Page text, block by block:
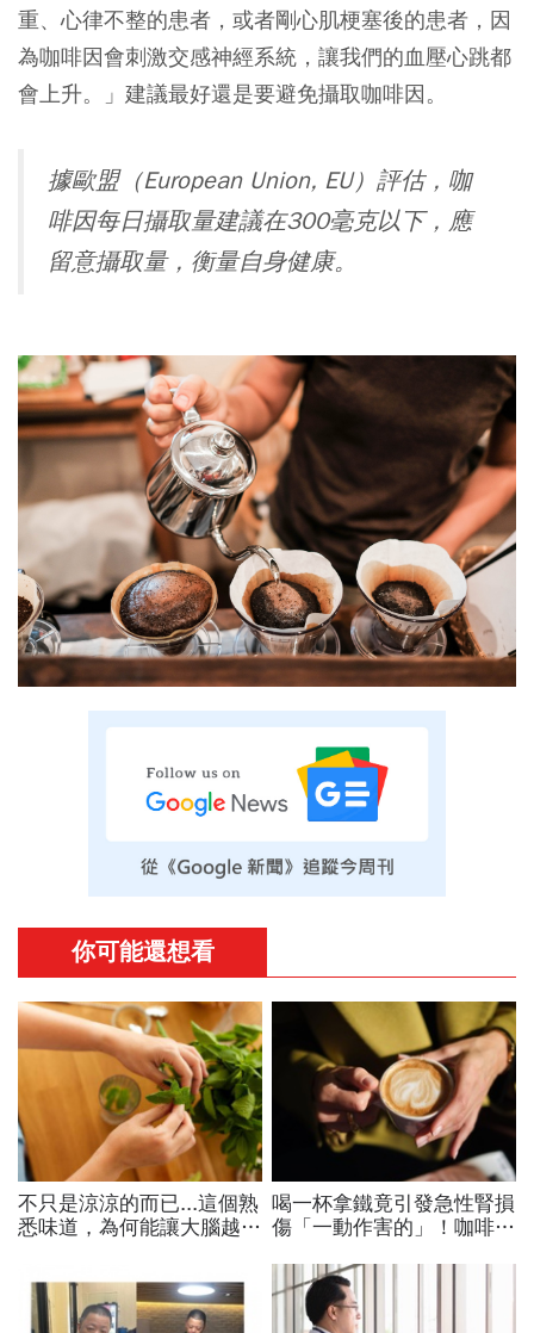
重、心律不整的患者，或者剛心肌梗塞後的患者，因
為咖啡因會刺激交感神經系統，讓我們的血壓心跳都
會上升。」建議最好還是要避免攝取咖啡因。
據歐盟（European Union, EU）評估，咖
啡因每日攝取量建議在300毫克以下，應
留意攝取量，衡量自身健康。